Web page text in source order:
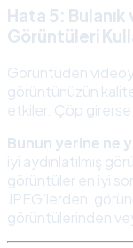
Hata 5:
Görüntüleri
Görüntüden
görüntünüzün
etkiler. Çöp
Bunun yerine ne
iyi aydınlatılmış
görüntüler en iyi
JPEG’lerden,
görüntülerinden